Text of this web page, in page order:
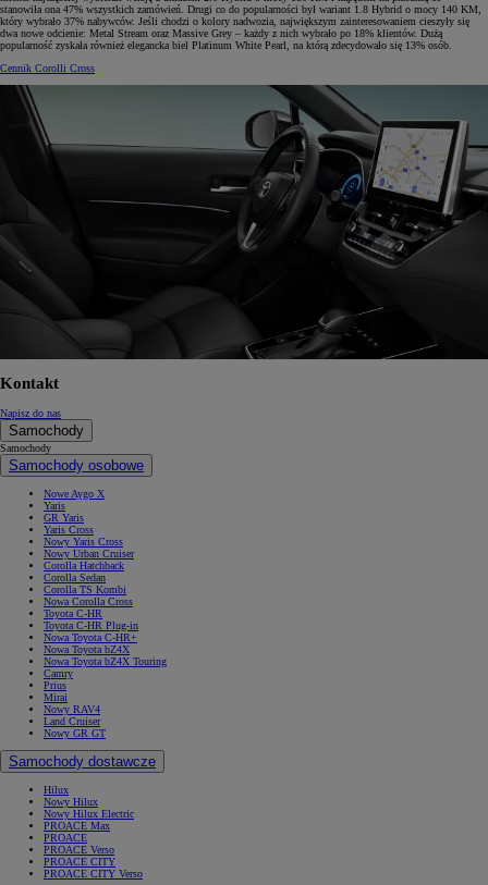
stanowiła ona 47% wszystkich zamówień. Drugi co do popularności był wariant 1.8 Hybrid o mocy 140 KM,
który wybrało 37% nabywców. Jeśli chodzi o kolory nadwozia, największym zainteresowaniem cieszyły się
dwa nowe odcienie: Metal Stream oraz Massive Grey – każdy z nich wybrało po 18% klientów. Dużą
popularność zyskała również elegancka biel Platinum White Pearl, na którą zdecydowało się 13% osób.
Cennik Corolli Cross
Kontakt
Napisz do nas
Samochody
Samochody
Samochody osobowe
Nowe Aygo X
Yaris
GR Yaris
Yaris Cross
Nowy Yaris Cross
Nowy Urban Cruiser
Corolla Hatchback
Corolla Sedan
Corolla TS Kombi
Nowa Corolla Cross
Toyota C-HR
Toyota C-HR Plug-in
Nowa Toyota C-HR+
Nowa Toyota bZ4X
Nowa Toyota bZ4X Touring
Camry
Prius
Mirai
Nowy RAV4
Land Cruiser
Nowy GR GT
Samochody dostawcze
Hilux
Nowy Hilux
Nowy Hilux Electric
PROACE Max
PROACE
PROACE Verso
PROACE CITY
PROACE CITY Verso